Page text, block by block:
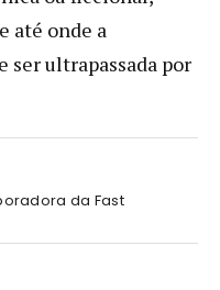
até onde a
ser ultrapassada por
da Fast